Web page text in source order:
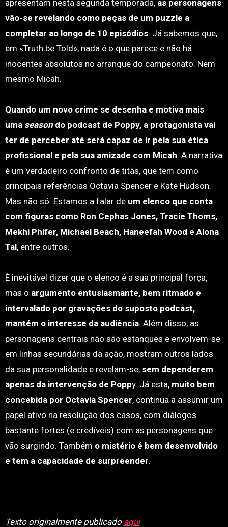
apresentam nesta segunda temporada, as personagens
vão-se revelando como peças de um puzzle a
completar ao longo de 10 episódios. Já sabemos que,
em «Truth be Told», nada é o que parece e não há
inocentes absolutos no arranque do campeonato. Nem
mesmo Micah.
Quando um novo crime se desenha e motiva mais
uma seasondo podcast de Poppy, a protagonista vai
ter de perceber até será capaz de ir pela sua ética
profissional e pela sua amizade com Micah. A narrativa
é um verdadeiro confronto de titãs, que tem como
principais referências Octavia Spencer e Kate Hudson.
Mas não só. Estamos a falar de um elenco que conta
com figuras como Ron Cephas Jones, Tracie Thoms,
Mekhi Phifer, Michael Beach, Haneefah Wood e Alona
Tal, entre outros.
É inevitável dizer que o elenco é a sua principal força,
mas o argumento entusiasmante, bem ritmado e
intervalado por gravações do suposto podcast,
mantém o interesse da audiência. Além disso, as
personagens centrais não são estanques e envolvem-se
em linhas secundárias da ação, mostram outros lados
da sua personalidade e revelam-se, sem dependerem
apenas da intervenção de Poppy. Já esta, muito bem
concebida por Octavia Spencer, continua a assumir um
papel ativo na resolução dos casos, com diálogos
bastante fortes (e credíveis) com as personagens que
vão surgindo. Também o mistério é bem desenvolvido
e tem a capacidade de surpreender.
Texto originalmente publicado aqui